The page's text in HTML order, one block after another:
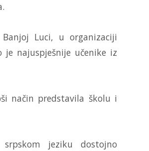
Luci, u organizaciji
je najuspješnije učenike iz
način predstavila školu i
jeziku dostojno